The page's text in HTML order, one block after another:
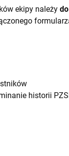
ekipy należy
historii